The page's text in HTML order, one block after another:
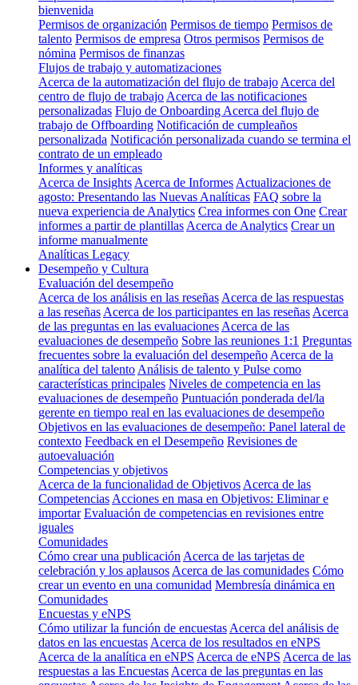
bienvenida
Permisos de organización Permisos de tiempo Permisos de
talento Permisos de empresa Otros permisos Permisos de
nómina Permisos de finanzas
Flujos de trabajo y automatizaciones
Acerca de la automatización del flujo de trabajo Acerca del
centro de flujo de trabajo Acerca de las notificaciones
personalizadas Flujo de Onboarding Acerca del flujo de
trabajo de Offboarding Notificación de cumpleaños
personalizada Notificación personalizada cuando se termina el
contrato de un empleado
Informes y analíticas
Acerca de Insights Acerca de Informes Actualizaciones de
agosto: Presentando las Nuevas Analíticas FAQ sobre la
nueva experiencia de Analytics Crea informes con One Crear
informes a partir de plantillas Acerca de Analytics Crear un
informe manualmente
Analíticas Legacy
Desempeño y Cultura
Evaluación del desempeño
Acerca de los análisis en las reseñas Acerca de las respuestas
a las reseñas Acerca de los participantes en las reseñas Acerca
de las preguntas en las evaluaciones Acerca de las
evaluaciones de desempeño Sobre las reuniones 1:1 Preguntas
frecuentes sobre la evaluación del desempeño Acerca de la
analítica del talento Análisis de talento y Pulse como
características principales Niveles de competencia en las
evaluaciones de desempeño Puntuación ponderada del/la
gerente en tiempo real en las evaluaciones de desempeño
Objetivos en las evaluaciones de desempeño: Panel lateral de
contexto Feedback en el Desempeño Revisiones de
autoevaluación
Competencias y objetivos
Acerca de la funcionalidad de Objetivos Acerca de las
Competencias Acciones en masa en Objetivos: Eliminar e
importar Evaluación de competencias en revisiones entre
iguales
Comunidades
Cómo crear una publicación Acerca de las tarjetas de
celebración y los aplausos Acerca de las comunidades Cómo
crear un evento en una comunidad Membresía dinámica en
Comunidades
Encuestas y eNPS
Cómo utilizar la función de encuestas Acerca del análisis de
datos en las encuestas Acerca de los resultados en eNPS
Acerca de la analítica en eNPS Acerca de eNPS Acerca de las
respuestas a las Encuestas Acerca de las preguntas en las